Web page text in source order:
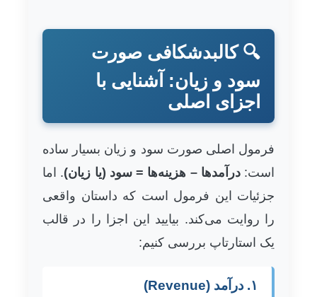
🔍 کالبدشکافی صورت
سود و زیان: آشنایی با
اجزای اصلی
فرمول اصلی صورت سود و زیان بسیار ساده
است:درآمدها – هزینه‌ها = سود (یا زیان). اما
جزئیات این فرمول است که داستان واقعی
را روایت می‌کند. بیایید این اجزا را در قالب
یک استارتاپ بررسی کنیم:
۱. درآمد (Revenue)